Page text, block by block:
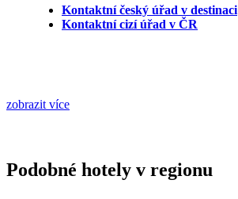
Kontaktní český úřad v destinaci
Kontaktní cizí úřad v ČR
zobrazit více
Podobné hotely v regionu